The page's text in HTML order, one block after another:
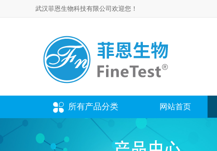
武汉菲恩生物科技有限公司欢迎您！
所有产品分类 网站首页